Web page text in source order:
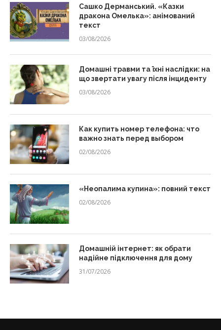
Сашко Дерманський. «Казки
дракона Омелька»: анімований
текст
03/08/2026
Домашні травми та їхні наслідки: на
що звертати увагу після інциденту
03/08/2026
Как купить номер телефона: что
важно знать перед выбором
02/08/2026
«Неопалима купина»: повний текст
02/08/2026
Домашній інтернет: як обрати
надійне підключення для дому
31/07/2026